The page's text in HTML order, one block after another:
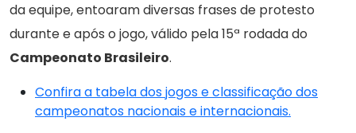
da equipe, entoaram diversas frases de protesto
durante e após o jogo, válido pela 15ª rodada do
Campeonato Brasileiro.
Confira a tabela dos jogos e classificação dos
campeonatos nacionais e internacionais.